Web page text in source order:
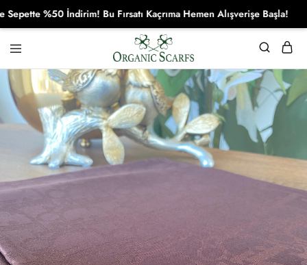
Organikscarf
%50 İndirim! Bu Fırsatı Kaçrıma Hemen Alışverişe Başla!